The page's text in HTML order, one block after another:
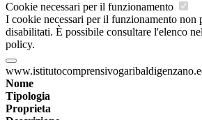
Cookie necessari per il funzionamento
I cookie necessari per il funzionamento non
disabilitati. È possibile consultare l'elenco
policy.
Nome
Tipologia
Proprieta